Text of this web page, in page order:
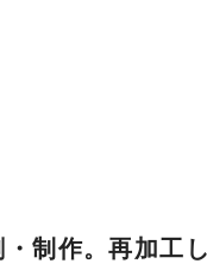
制作。再加工